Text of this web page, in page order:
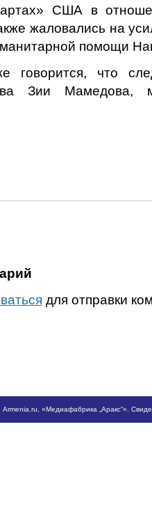
США в
жаловались на
помощи
говорится, что
Зии Мамедова,
для отправки
Armenia.ru , «Медиафабрика „Аракс“».